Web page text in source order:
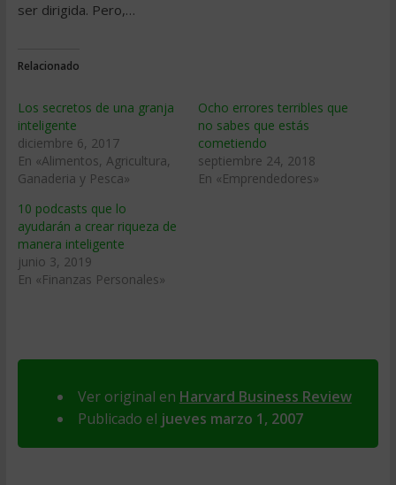
ser dirigida. Pero,…
Relacionado
Los secretos de una granja
inteligente
diciembre 6, 2017
En «Alimentos, Agricultura,
Ganaderia y Pesca»
Ocho errores terribles que
no sabes que estás
cometiendo
septiembre 24, 2018
En «Emprendedores»
10 podcasts que lo
ayudarán a crear riqueza de
manera inteligente
junio 3, 2019
En «Finanzas Personales»
Ver original en Harvard Business Review
Publicado el jueves marzo 1, 2007